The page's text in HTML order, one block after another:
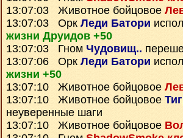
13:07:03 Животное бойцовое
13:07:03 Орк Леди Батори
жизни Друидов +50
13:07:03 Гном Чудовищ..
13:07:06 Орк Леди Батори
жизни +50
13:07:10 Животное бойцовое
13:07:10 Животное бойцовое
неуверенные шаги
13:07:10 Животное бойцовое